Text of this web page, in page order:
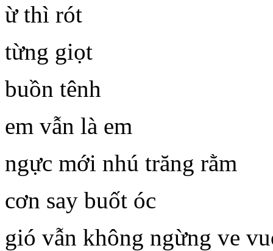
ừ thì rót
từng giọt
buồn tênh
em vẫn là em
ngực mới nhú trăng rằm
cơn say buốt óc
gió vẫn không ngừng ve